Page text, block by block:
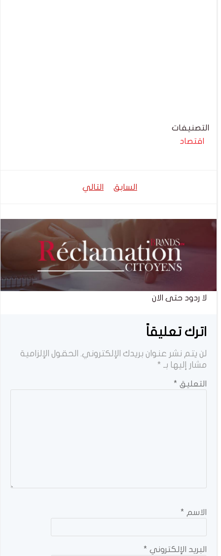
التصنيفات
اقتصاد
السابق
تصفّح
التالي
لا ردود حتى الان
اترك تعليقاً
لن يتم نشر عنوان بريدك الإلكتروني. الحقول الإلزامية
مشار إليها بـ *
التعليق *
الاسم *
البريد الإلكتروني *